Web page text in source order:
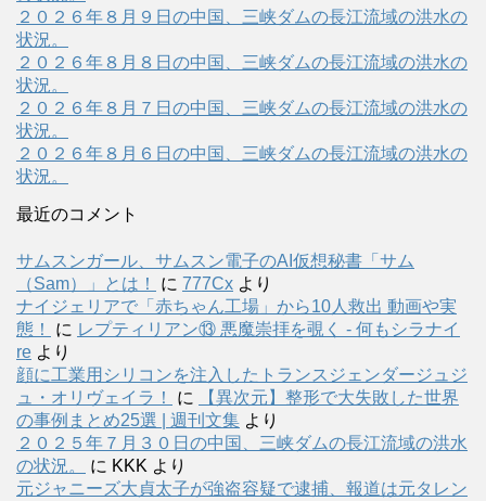
２０２６年８月９日の中国、三峡ダムの長江流域の洪水の
状況。
２０２６年８月８日の中国、三峡ダムの長江流域の洪水の
状況。
２０２６年８月７日の中国、三峡ダムの長江流域の洪水の
状況。
２０２６年８月６日の中国、三峡ダムの長江流域の洪水の
状況。
最近のコメント
サムスンガール、サムスン電子のAI仮想秘書「サム
（Sam）」とは！
に 777Cx より
ナイジェリアで「赤ちゃん工場」から10人救出 動画や実
態！
に レプティリアン⑬ 悪魔崇拝を覗く - 何もシラナイ
re より
顔に工業用シリコンを注入したトランスジェンダージュジ
ュ・オリヴェイラ！
に
【異次元】整形で大失敗した世界
の事例まとめ25選 | 週刊文集 より
２０２５年７月３０日の中国、三峡ダムの長江流域の洪水
の状況。
に KKK より
元ジャニーズ大貞太子が強盗容疑で逮捕、報道は元タレン